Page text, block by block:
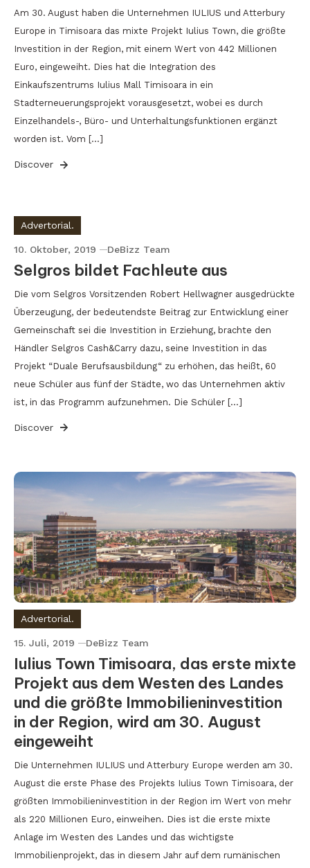
Am 30. August haben die Unternehmen IULIUS und Atterbury
Europe in Timisoara das mixte Projekt Iulius Town, die größte
Investition in der Region, mit einem Wert von 442 Millionen
Euro, eingeweiht. Dies hat die Integration des
Einkaufszentrums Iulius Mall Timisoara in ein
Stadterneuerungsprojekt vorausgesetzt, wobei es durch
Einzelhandels-, Büro- und Unterhaltungsfunktionen ergänzt
worden ist. Vom […]
Discover
Advertorial.
10. Oktober, 2019 DeBizz Team
Selgros bildet Fachleute aus
Die vom Selgros Vorsitzenden Robert Hellwagner ausgedrückte
Überzeugung, der bedeutendste Beitrag zur Entwicklung einer
Gemeinschaft sei die Investition in Erziehung, brachte den
Händler Selgros Cash&Carry dazu, seine Investition in das
Projekt “Duale Berufsausbildung“ zu erhöhen, das heißt, 60
neue Schüler aus fünf der Städte, wo das Unternehmen aktiv
ist, in das Programm aufzunehmen. Die Schüler […]
Discover
Advertorial.
15. Juli, 2019 DeBizz Team
Iulius Town Timisoara, das erste mixte
Projekt aus dem Westen des Landes
und die größte Immobilieninvestition
in der Region, wird am 30. August
eingeweiht
Die Unternehmen IULIUS und Atterbury Europe werden am 30.
August die erste Phase des Projekts Iulius Town Timisoara, der
größten Immobilieninvestition in der Region im Wert von mehr
als 220 Millionen Euro, einweihen. Dies ist die erste mixte
Anlage im Westen des Landes und das wichtigste
Immobilienprojekt, das in diesem Jahr auf dem rumänischen